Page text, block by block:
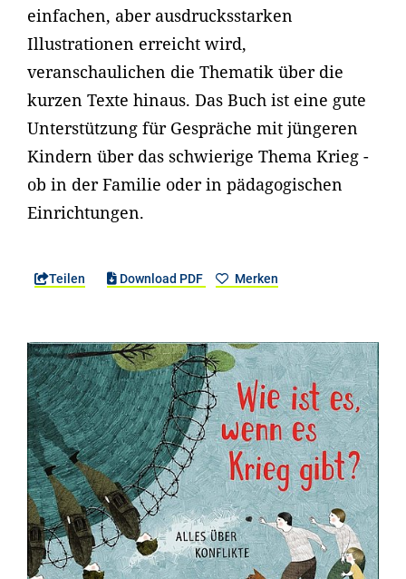
einfachen, aber ausdrucksstarken
Illustrationen erreicht wird,
veranschaulichen die Thematik über die
kurzen Texte hinaus. Das Buch ist eine gute
Unterstützung für Gespräche mit jüngeren
Kindern über das schwierige Thema Krieg -
ob in der Familie oder in pädagogischen
Einrichtungen.
Teilen Download PDF Merken